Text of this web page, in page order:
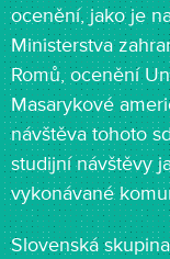
ocenění, jako je
Ministerstva
Romů, ocenění
Masarykové
návštěva tohoto
studijní návštěvy
vykonávané
Slovenská